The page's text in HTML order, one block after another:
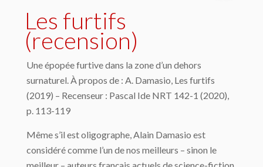
Les furtifs
(recension)
Une épopée furtive dans la zone d’un dehors
surnaturel. À propos de : A. Damasio, Les furtifs
(2019) – Recenseur : Pascal Ide NRT 142-1 (2020),
p. 113-119
Même s’il est oligographe, Alain Damasio est
considéré comme l’un de nos meilleurs – sinon le